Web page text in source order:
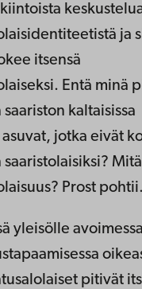
ja
itsensä
Entä minä
saariston kaltaisissa
asuvat, jotka eivät
saaristolaisiksi?
Prost pohtii.
yleisölle avoimessa
pitivät